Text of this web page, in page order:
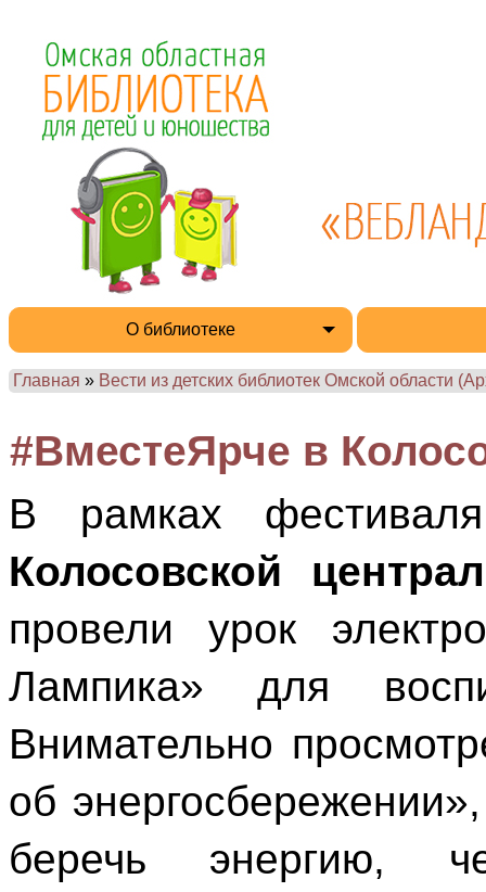
О библиотеке
Главная » Вести из детских библиотек Омской области
#ВместеЯрче в
В рамках
Колосовской
провели урок
Лампика» для
Внимательно
об
беречь энергию,